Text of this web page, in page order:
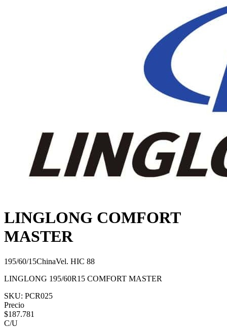
LINGLONG COMFORT
MASTER
195/60/15ChinaVel. HIC 88
LINGLONG 195/60R15 COMFORT MASTER
SKU: PCR025
Precio
$187.781
C/U